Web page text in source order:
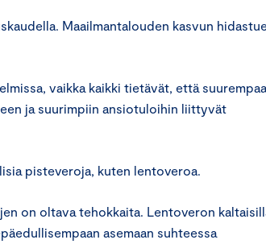
Maailmantalouden kasvun
vaikka kaikki tietävät, että suurempaa
ja suurimpiin ansiotuloihin liittyvät
pisteveroja, kuten lentoveroa.
on oltava tehokkaita. Lentoveron
asemaan suhteessa